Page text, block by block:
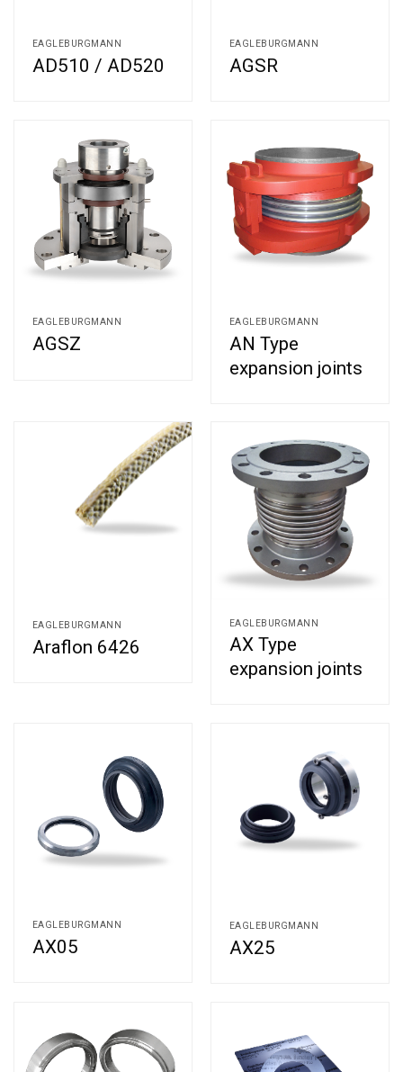
EAGLEBURGMANN
AD510 / AD520
EAGLEBURGMANN
AGSR
EAGLEBURGMANN
AGSZ
EAGLEBURGMANN
AN Type
expansion joints
EAGLEBURGMANN
Araflon 6426
EAGLEBURGMANN
AX Type
expansion joints
EAGLEBURGMANN
AX05
EAGLEBURGMANN
AX25